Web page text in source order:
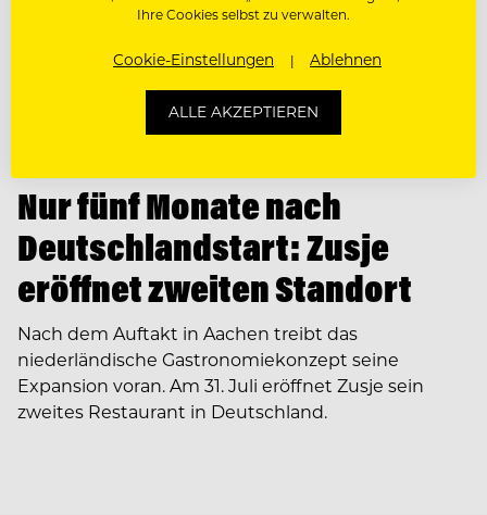
Nur fünf Monate nach
Deutschlandstart: Zusje
eröffnet zweiten Standort
Nach dem Auftakt in Aachen treibt das
niederländische Gastronomiekonzept seine
Expansion voran. Am 31. Juli eröffnet Zusje sein
zweites Restaurant in Deutschland.
Ihre Cookies selbst zu verwalten.
Cookie-Einstellungen Ablehnen
ALLE AKZEPTIEREN